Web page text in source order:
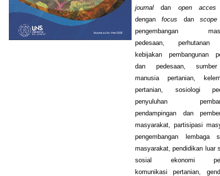
journal dan open acces
denganfocus dan scope
pengembangan
pedesaan, perhutanan
kebijakan pembangunan
dan pedesaan,
manusia pertanian,
pertanian, sosiologi
penyuluhan
pendampingan dan
masyarakat, partisipasi
pengembangan lembaga
masyarakat, pendidikan luar
sosial ekonomi
komunikasi pertanian,